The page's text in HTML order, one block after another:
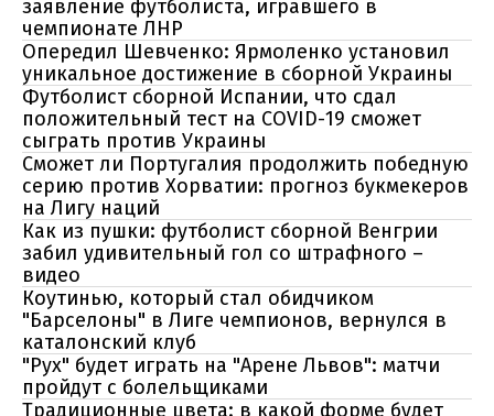
заявление футболиста, игравшего в
чемпионате ЛНР
Опередил Шевченко: Ярмоленко установил
уникальное достижение в сборной Украины
Футболист сборной Испании, что сдал
положительный тест на COVID-19 сможет
сыграть против Украины
Сможет ли Португалия продолжить победную
серию против Хорватии: прогноз букмекеров
на Лигу наций
Как из пушки: футболист сборной Венгрии
забил удивительный гол со штрафного –
видео
Коутинью, который стал обидчиком
"Барселоны" в Лиге чемпионов, вернулся в
каталонский клуб
"Рух" будет играть на "Арене Львов": матчи
пройдут с болельщиками
Традиционные цвета: в какой форме будет